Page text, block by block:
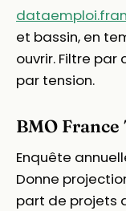
et bassin, en
ouvrir. Filtre
par tension.
BMO
Enquête
Donne
part de projets